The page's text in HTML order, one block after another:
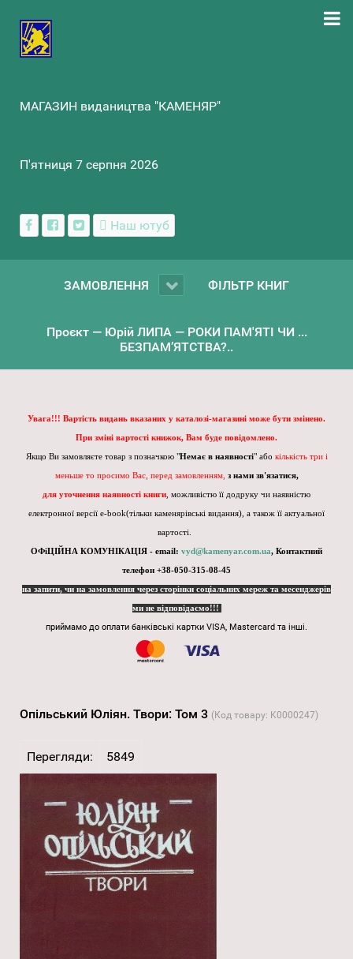
МАГАЗИН видаництва "КАМЕНЯР"
П'ятниця 7 серпня 2026
Наш ютуб
ЗАМОВЛЕННЯ ФІЛЬТР КНИГ
Проєкт — Юрій ЛИПА — РОКИ ПАМ'ЯТІ ЧИ ...
БЕЗПАМ’ЯТСТВА?..
Увага!!! Вартість видань вказаних у каталозі-магазині може бути змінено.
При зміні вартості книжок, Вам буде повідомлено.
Якщо Ви замовляєте товар з позначкою "Немає в наявності" або кількість три і
меньше то просимо Вас, перед замовленням, з нами зв'язатися,
для уточнення наявності книги , можливістю її додруку чи наявністю
електронної версії e-book(тільки каменярівські видання), а також її актуальної
вартості.
ОФіЦІЙНА КОМУНІКАЦІЯ - email: vyd@kamenyar.com.ua, Контактний
телефон +38-050-315-08-45
на запити, чи на замовлення через сторінки соціальних мереж та месенджерів
ми не відповідаємо!!!
приймамо до оплати банківські картки VISA, Mastercard та інші.
Опільський Юліян. Твори: Том 3 (Код товару: K0000247)
Перегляди: 5849